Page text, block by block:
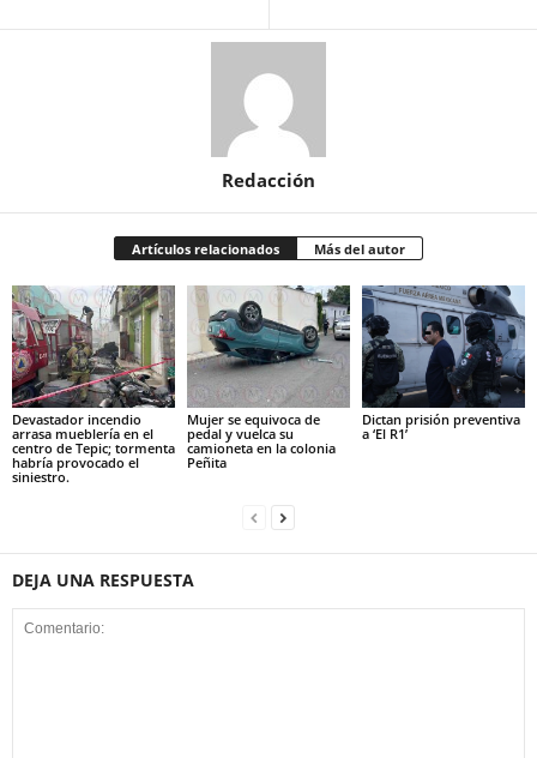
Redacción
Artículos relacionados Más del autor
Devastador incendio
arrasa mueblería en el
centro de Tepic; tormenta
habría provocado el
siniestro.
Mujer se equivoca de
pedal y vuelca su
camioneta en la colonia
Peñita
Dictan prisión preventiva
a ‘El R1’
DEJA UNA RESPUESTA